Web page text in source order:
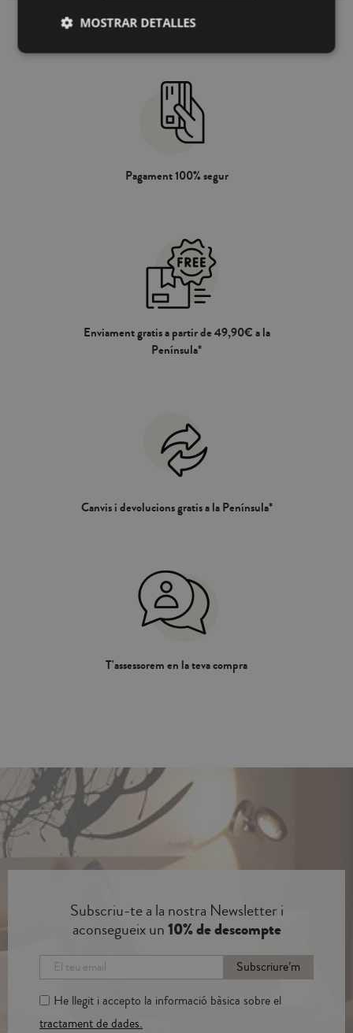
probiòtics dacció permanent, aquest
sense impacte mediambiental i
que dormen de costat, que busquenPagament 100% segur
Enviament gratis a partir de 49,90€ a la
Península*
Canvis i devolucions gratis a la Península*
T'assessorem en la teva compra
Subscriu-te a la nostra Newsletter i
aconsegueix un10% de descompte
Subscriure’m
He llegit i accepto la informació bàsica sobre el
tractament de dades.
MOSTRAR DETALLES